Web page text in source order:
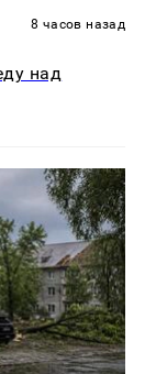
8 часов назад
над